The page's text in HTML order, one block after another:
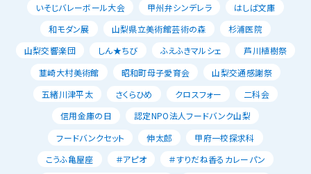
いそじバレーボール大会
甲州弁シンデレラ
はしば文庫
和モダン展
山梨県立美術館芸術の森
杉浦医院
山梨交響楽団
しん★ちび ふえふきマルシェ
芦川植樹祭
韮崎大村美術館
昭和町母子愛育会
山梨交通感謝祭
五緒川津平太
さくらひめ クロスフォー
二科会
信用金庫の日
認定NPO法人フードバンク山梨
フードバンクセット
伸太郎
甲府一校探求科
こうふ亀屋座
＃アピオ
＃すりだね香るカレーパン